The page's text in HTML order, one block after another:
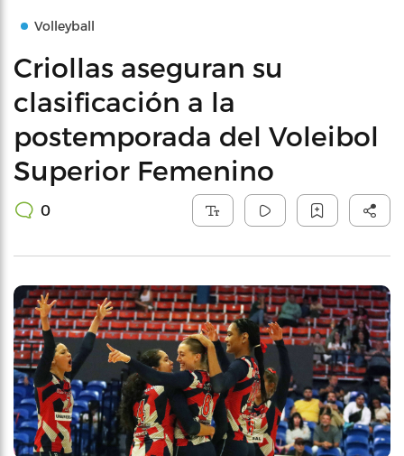
Volleyball
Criollas aseguran su
clasificación a la
postemporada del Voleibol
Superior Femenino
0